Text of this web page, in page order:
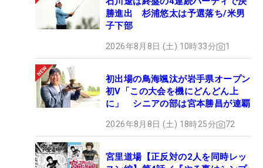
勝進出 杉浦悠太は予選落ち/米男
子下部
2026年8月8日 (土) 10時33分 1
初出場の鳥海颯汰が岩手県オープン
初V「この大会を機にどんどん上
に」 シニアの部は宮本勝昌が連覇
2026年8月8日 (土) 18時25分 72
宮里道場【正反対の2人を同時レッ